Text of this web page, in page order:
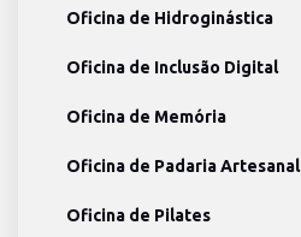
Oficina de Hidroginástica
Oficina de Inclusão Digital
Oficina de Memória
Oficina de Padaria Artesanal
Oficina de Pilates